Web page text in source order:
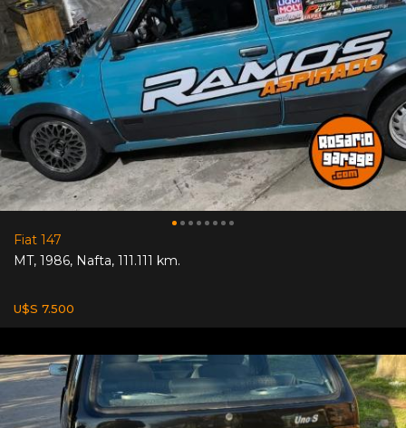
Fiat 147
MT, 1986, Nafta, 111.111 km.
U$S 7.500